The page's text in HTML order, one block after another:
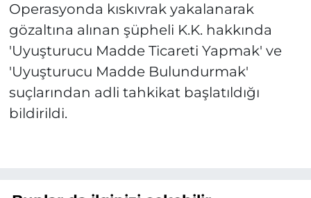
Operasyonda kıskıvrak yakalanarak
gözaltına alınan şüpheli K.K. hakkında
'Uyuşturucu Madde Ticareti Yapmak' ve
'Uyuşturucu Madde Bulundurmak'
suçlarından adli tahkikat başlatıldığı
bildirildi.